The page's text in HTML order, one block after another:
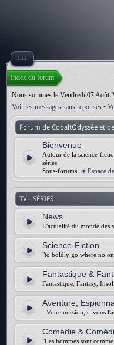
↓↓↓
Index du forum
Nous sommes le Vendredi 07 Août
Voir les messages sans réponses •
Forum de CobaltOdyssée et
Bienvenue
Autour de la science-
séries
Sous-forums:
Espace
TV - SÉRIES
News
L'actualité du monde des
Science-Fiction
"to boldly go where no
Fantastique &
Fantastique, Fantasy,
Aventure,
- Votre mission, si vous
Comédie &
"Les hommes sont